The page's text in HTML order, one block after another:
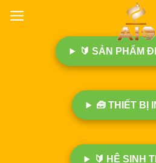
🔰 SẢN PHẨM
🧰 THIẾT BỊ
🔰 HỆ SINH